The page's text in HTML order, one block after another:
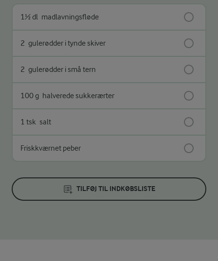
1½ dl madlavningsfløde
2 gulerødder i tynde skiver
2 gulerødder i små tern
100 g halverede sukkerærter
1 tsk salt
Friskkværnet peber
TILFØJ TIL INDKØBSLISTE